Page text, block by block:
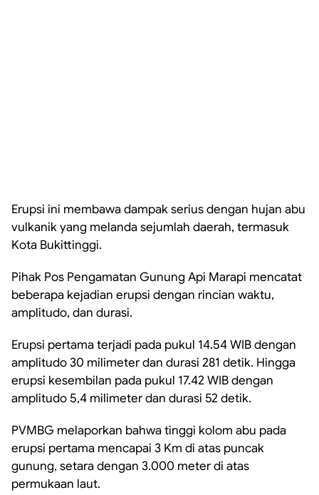
Erupsi ini membawa dampak serius dengan hujan abu
vulkanik yang melanda sejumlah daerah, termasuk
Kota Bukittinggi.
Pihak Pos Pengamatan Gunung Api Marapi mencatat
beberapa kejadian erupsi dengan rincian waktu,
amplitudo, dan durasi.
Erupsi pertama terjadi pada pukul 14.54 WIB dengan
amplitudo 30 milimeter dan durasi 281 detik. Hingga
erupsi kesembilan pada pukul 17.42 WIB dengan
amplitudo 5,4 milimeter dan durasi 52 detik.
PVMBG melaporkan bahwa tinggi kolom abu pada
erupsi pertama mencapai 3 Km di atas puncak
gunung, setara dengan 3.000 meter di atas
permukaan laut.